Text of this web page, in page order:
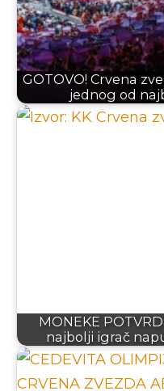
GOTOVO! Crvena
jednog od
MONEKE
najbolji igrač